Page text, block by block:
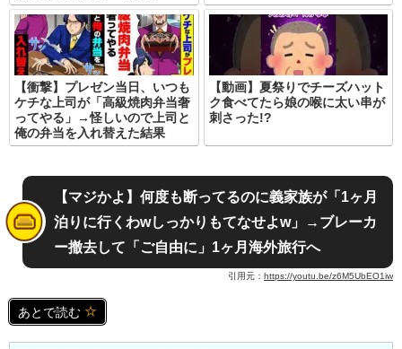
【衝撃】プレゼン当日、いつも
ケチな上司が「高級焼肉弁当奢
ってやる」→怪しいので上司と
俺の弁当を入れ替えた結果
【動画】夏祭りでチーズハット
ク食べてたら娘の喉に太い串が
刺さった!?
【マジかよ】何度も断ってるのに義家族が「1ヶ月
泊りに行くわwしっかりもてなせよw」→ブレーカ
ー撤去して「ご自由に」1ヶ月海外旅行へ
引用元： https://youtu.be/z6M5UbEO1iw
あとで読む